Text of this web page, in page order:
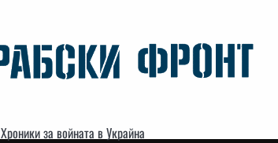
Хроники за войната в Украйна